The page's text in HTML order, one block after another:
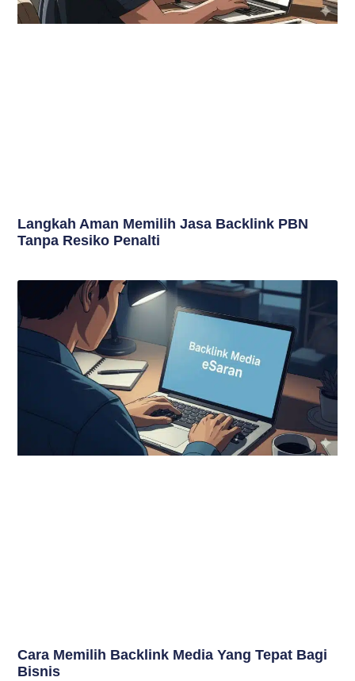
Langkah Aman Memilih Jasa Backlink PBN
Tanpa Resiko Penalti
Cara Memilih Backlink Media Yang Tepat Bagi
Bisnis